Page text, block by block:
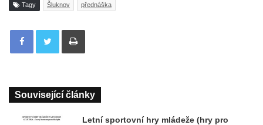
Tagy Šluknov přednáška
Tisknout
Související články
Letní sportovní hry mládeže (hry pro